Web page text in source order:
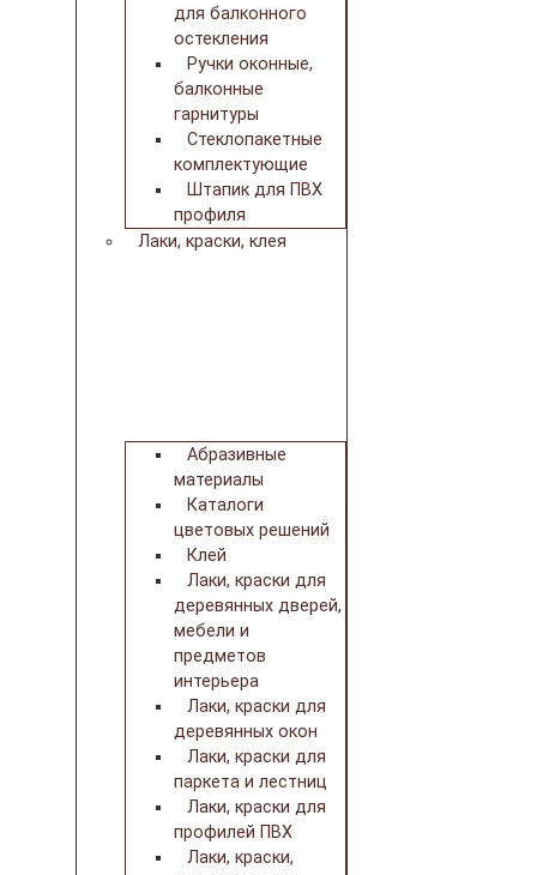
для балконного
остекления
Ручки оконные,
балконные
гарнитуры
Стеклопакетные
комплектующие
Штапик для ПВХ
профиля
Лаки, краски, клея
Абразивные
материалы
Каталоги
цветовых решений
Клей
Лаки, краски для
деревянных дверей,
мебели и
предметов
интерьера
Лаки, краски для
деревянных окон
Лаки, краски для
паркета и лестниц
Лаки, краски для
профилей ПВХ
Лаки, краски,